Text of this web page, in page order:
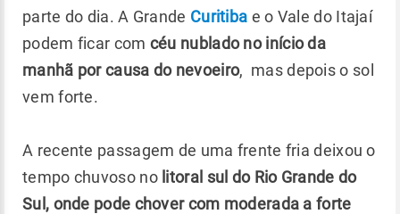
parte do dia. A Grande Curitiba e o Vale do Itajaí
podem ficar com céu nublado no início da
manhã por causa do nevoeiro, mas depois o sol
vem forte.
A recente passagem de uma frente fria deixou o
tempo chuvoso nolitoral sul do Rio Grande do
Sul, onde pode chover com moderada a forte